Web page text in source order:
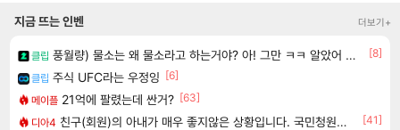
지금 뜨는 인벤 더보기+
클립 풍월량) 물소는 왜 물소라고 하는거야? 아! 그만 ㅋㅋ 알았어 ㅋㅋ
[8]
클립 주식 UFC라는 우정잉 [6]
메이플 21억에 팔렸는데 싼거? [63]
디아4 친구(회원)의 아내가 매우 좋지않은 상황입니다. 국민청원동의를 부탁드립니다.(췌장암 신약)
[41]